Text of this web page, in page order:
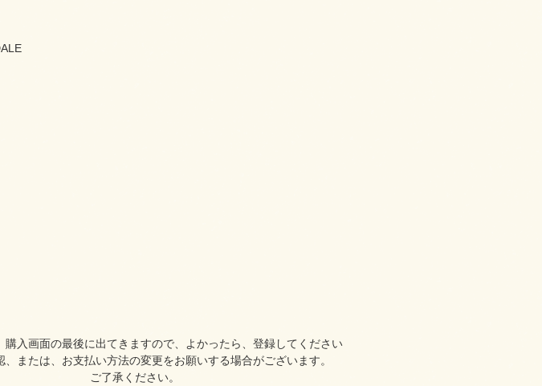
入画面の最後に出てきますので、よかったら、登録してください
または、お支払い方法の変更をお願いする場合がございます。
ご了承ください。